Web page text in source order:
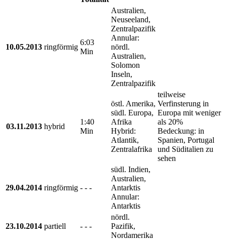
10.05.2013 ringförmig
6:03
Min
Australien,
Neuseeland,
Zentralpazifik
Annular:
nördl.
Australien,
Solomon
Inseln,
Zentralpazifik
03.11.2013 hybrid
1:40
Min
östl. Amerika,
südl. Europa,
Afrika
Hybrid:
Atlantik,
Zentralafrika
teilweise
Verfinsterung in
Europa mit weniger
als 20%
Bedeckung: in
Spanien, Portugal
und Süditalien zu
sehen
29.04.2014 ringförmig - - -
südl. Indien,
Australien,
Antarktis
Annular:
Antarktis
23.10.2014 partiell - - -
nördl.
Pazifik,
Nordamerika